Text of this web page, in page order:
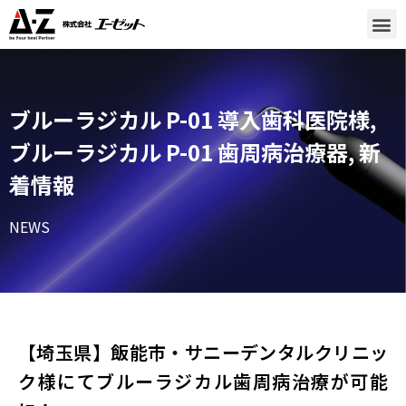
ブルーラジカル P-01 導入歯科医院様,
ブルーラジカル P-01 歯周病治療器,新
着情報
NEWS
【埼玉県】飯能市・サニーデンタルクリニッ
ク様にてブルーラジカル歯周病治療が可能